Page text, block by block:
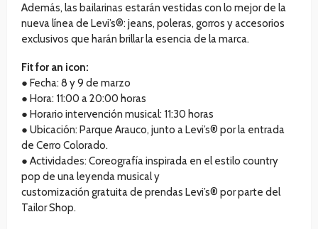
Además, las bailarinas estarán vestidas con lo mejor de la
nueva línea de Levi’s®: jeans, poleras, gorros y accesorios
exclusivos que harán brillar la esencia de la marca.
Fit for an icon:
● Fecha: 8 y 9 de marzo
● Hora: 11:00 a 20:00 horas
● Horario intervención musical: 11:30 horas
● Ubicación: Parque Arauco, junto a Levi’s® por la entrada
de Cerro Colorado.
● Actividades: Coreografía inspirada en el estilo country
pop de una leyenda musical y
customización gratuita de prendas Levi’s® por parte del
Tailor Shop.